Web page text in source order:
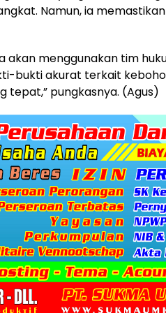
Namun, ia
akan menggunakan tim
bukti akurat terkait
tepat,” pungkasnya. (Agus)